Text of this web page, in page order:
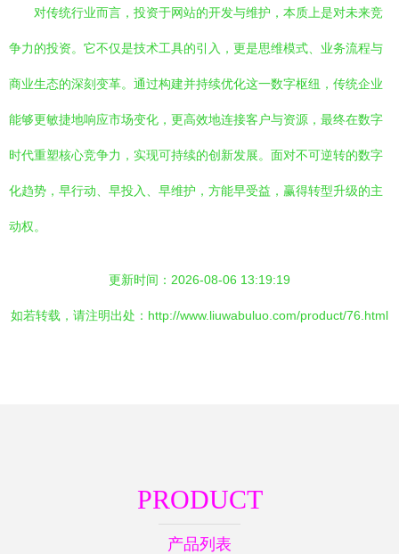
对传统行业而言，投资于网站的开发与维护，本质上是对未来竞
争力的投资。它不仅是技术工具的引入，更是思维模式、业务流程与
商业生态的深刻变革。通过构建并持续优化这一数字枢纽，传统企业
能够更敏捷地响应市场变化，更高效地连接客户与资源，最终在数字
时代重塑核心竞争力，实现可持续的创新发展。面对不可逆转的数字
化趋势，早行动、早投入、早维护，方能早受益，赢得转型升级的主
动权。
更新时间：2026-08-06 13:19:19
如若转载，请注明出处：http://www.liuwabuluo.com/product/76.html
PRODUCT
产品列表